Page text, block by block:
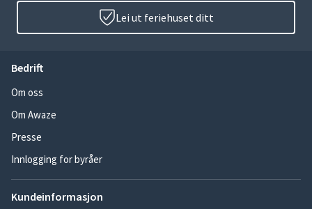
Lei ut feriehuset ditt
Bedrift
Om oss
Om Awaze
Presse
Innlogging for byråer
Kundeinformasjon